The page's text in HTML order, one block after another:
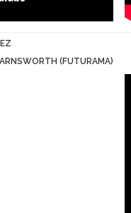
(FUTURAMA)